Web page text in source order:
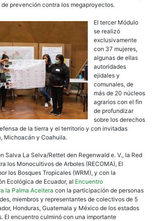
prevención contra los megaproyectos.
El tercer Módulo
se realizó
exclusivamente
con 37 mujeres,
algunas de ellas
autoridades
ejidales y
comunales, de
más de 20 núcleos
agrarios con el fin
de profundizar
sobre los derechos
de la tierra y el territorio y con invitadas
Michoacán y Coahuila.
Salva La Selva/Rettet den Regenwald e. V., la Red
los Monocultivos de Arboles (RECOMA), El
los Bosques Tropicales (WRM), y con la
Ecológica de Ecuador, al Encuentro
la Palma Aceitera con la participación de personas
miembros y representantes de colectivos de 5
Honduras, Guatemala y México de los estados
El encuentro culminó con una importante